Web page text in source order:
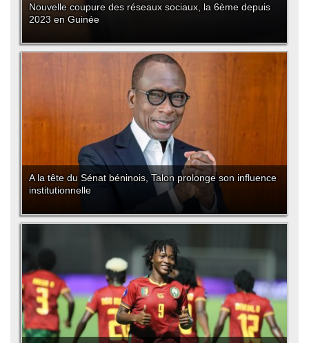
Nouvelle coupure des réseaux sociaux, la 6ème depuis
2023 en Guinée
A la tête du Sénat béninois, Talon prolonge son influence
institutionnelle